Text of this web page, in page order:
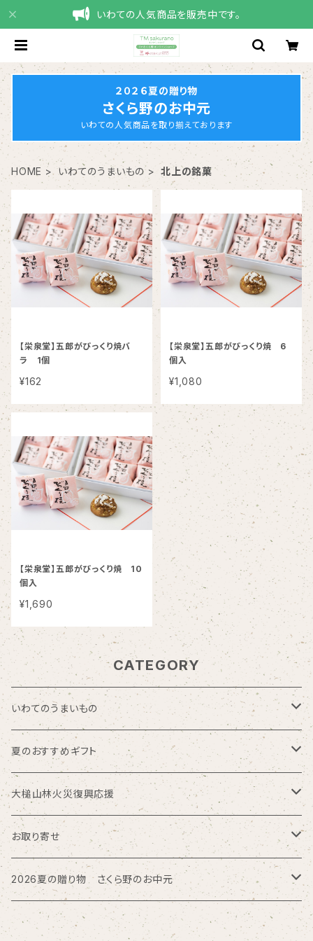
いわての人気商品を販売中です。
２０２６夏の贈り物
さくら野のお中元
いわての人気商品を取り揃えております
HOME いわてのうまいもの 北上の銘菓
【栄泉堂】五郎がびっくり焼バ
ラ 1個
¥162
【栄泉堂】五郎がびっくり焼 6
個入
¥1,080
【栄泉堂】五郎がびっくり焼 10
個入
¥1,690
CATEGORY
いわてのうまいもの
海の幸
お肉加工品
久慈ファーム
トロイカ
回進堂
岩谷堂羊羹
お酒
夏のおすすめギフト
モロゾフ
大槌山林火災復興応援
大槌サーモン
磯ラーメン
大槌鹿の缶詰
お取り寄せ
北海道
三方六
東海
2026夏の贈り物 さくら野のお中元
ぴょんぴょん舎